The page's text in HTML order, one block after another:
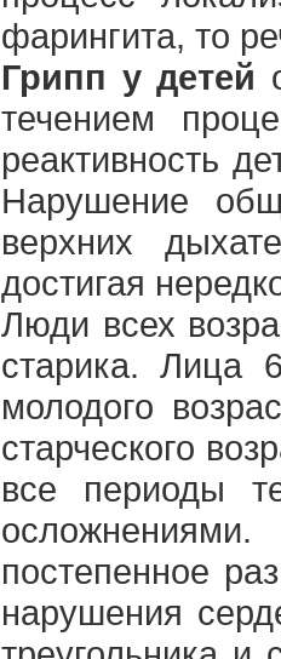
фарингита, то
Грипп у детей
течением
реактивность
Нарушение
верхних
достигая
Люди всех
старика. Лица
молодого
старческого
все периоды
постепенное
нарушения